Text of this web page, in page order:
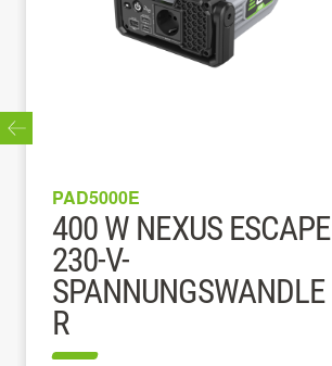
PAD5000E
400 W NEXUS ESCAPE
230-V-
SPANNUNGSWANDLE
R